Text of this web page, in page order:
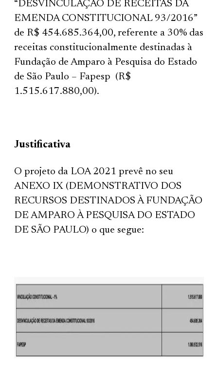
“DESVINCULAÇÃO DE RECEITAS DA
EMENDA CONSTITUCIONAL 93/2016”
de R$ 454.685.364,00, referente a 30% das
receitas constitucionalmente destinadas à
Fundação de Amparo à Pesquisa do Estado
de São Paulo – Fapesp (R$
1.515.617.880,00).
Justificativa
O projeto da LOA 2021 prevê no seu
ANEXO IX (DEMONSTRATIVO DOS
RECURSOS DESTINADOS À FUNDAÇÃO
DE AMPARO À PESQUISA DO ESTADO
DE SÃO PAULO) o que segue: